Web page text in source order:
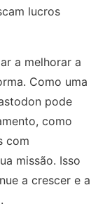
lucros
a melhorar a
Como uma
pode
como
com
missão. Isso
a crescer e a